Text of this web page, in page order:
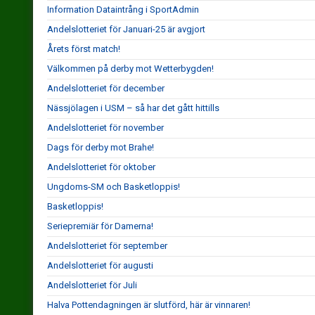
Information Dataintrång i SportAdmin
Andelslotteriet för Januari-25 är avgjort
Årets först match!
Välkommen på derby mot Wetterbygden!
Andelslotteriet för december
Nässjölagen i USM – så har det gått hittills
Andelslotteriet för november
Dags för derby mot Brahe!
Andelslotteriet för oktober
Ungdoms-SM och Basketloppis!
Basketloppis!
Seriepremiär för Damerna!
Andelslotteriet för september
Andelslotteriet för augusti
Andelslotteriet för Juli
Halva Pottendagningen är slutförd, här är vinnaren!